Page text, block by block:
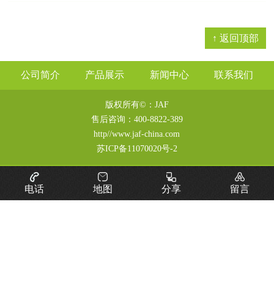
↑ 返回顶部
公司简介 产品展示 新闻中心 联系我们
版权所有©：JAF
售后咨询： 400-8822-389
http//www.jaf-china.com
苏ICP备11070020号-2
电话 地图 分享 留言